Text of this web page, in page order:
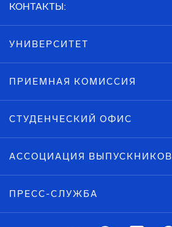
КОНТАКТЫ:
УНИВЕРСИТЕТ
ПРИЕМНАЯ КОМИССИЯ
СТУДЕНЧЕСКИЙ ОФИС
АССОЦИАЦИЯ ВЫПУСКНИКОВ
ПРЕСС-СЛУЖБА